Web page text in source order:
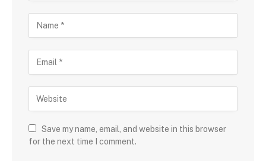
Save my name, email, and website in this browser
for the next time I comment.